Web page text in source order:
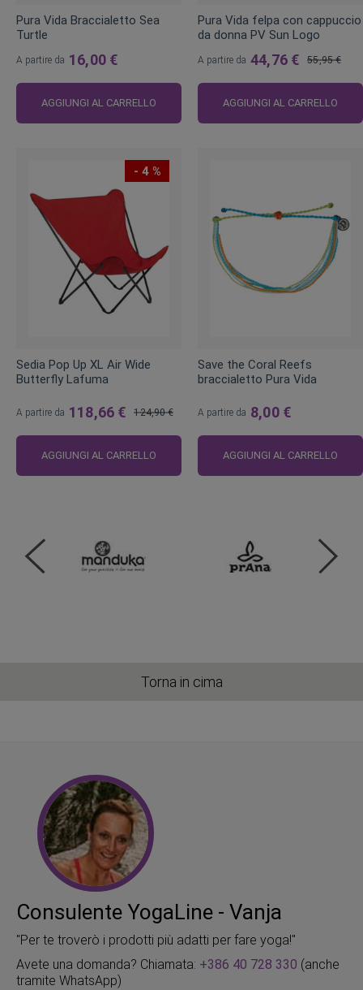
Pura Vida Braccialetto Sea
Turtle
A partire da 16,00 €
AGGIUNGI AL CARRELLO
Pura Vida felpa con cappuccio
da donna PV Sun Logo
A partire da 44,76 €
regolare
55,95 €
AGGIUNGI AL CARRELLO
- 4 %
Sedia Pop Up XL Air Wide
Butterfly Lafuma
A partire da 118,66 €
regolare
124,90 €
AGGIUNGI AL CARRELLO
Save the Coral Reefs
braccialetto Pura Vida
A partire da 8,00 €
AGGIUNGI AL CARRELLO
Torna in cima
Consulente YogaLine - Vanja
"Per te troverò i prodotti più adatti per fare yoga!"
Avete una domanda? Chiamata: +386 40 728 330 (anche
tramite WhatsApp)